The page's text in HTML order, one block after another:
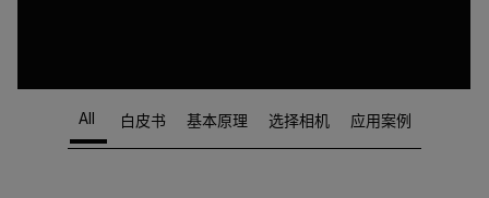
Article Listing
All 白皮书 基本原理 选择相机 应用案例